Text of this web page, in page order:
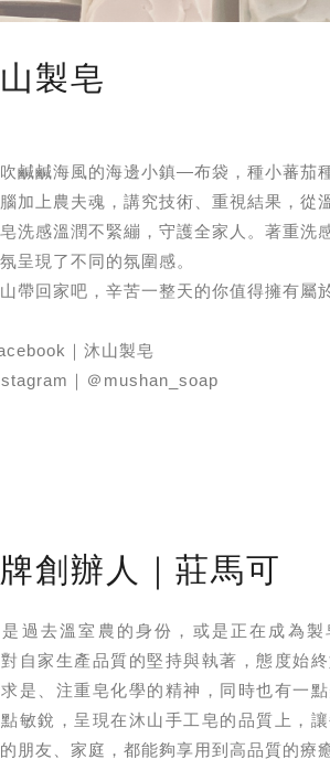
製皂
鹹鹹海風的海邊小鎮—布袋，種小蕃茄
加上農夫魂，講究技術、重視結果，從
洗感溫潤不緊繃，守護全家人。著重洗
呈現了不同的氛圍感。
帶回家吧，辛苦一整天的你值得擁有屬
｜沐山製皂
｜＠mushan_soap
創辦人｜莊馬可
過去溫室農的身份，或是正在成為製
對自家生產品質的堅持與執著，態度始
是、注重皂化學的精神，同時也有一
敏銳，呈現在沐山手工皂的品質上，
朋友、家庭，都能夠享用到高品質的療